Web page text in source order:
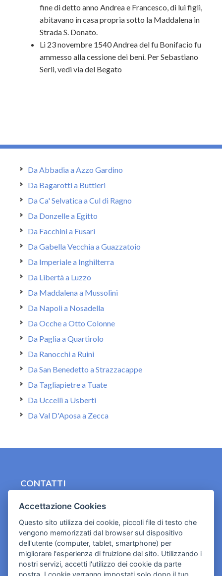
fine di detto anno Andrea e Francesco, di lui figli,
abitavano in casa propria sotto la Maddalena in
Strada S. Donato.
Li 23 novembre 1540 Andrea del fu Bonifacio fu
ammesso alla cessione dei beni. Per Sebastiano
Serli, vedi via del Begato
Da Abbadia a Azzo Gardino
Da Bagarotti a Buttieri
Da Ca' Selvatica a Cul di Ragno
Da Donzelle a Egitto
Da Facchini a Fusari
Da Gabella Vecchia a Guazzatoio
Da Imperiale a Inghilterra
Da Libertà a Luzzo
Da Maddalena a Mussolini
Da Napoli a Nosadella
Da Ocche a Otto Colonne
Da Paglia a Quartirolo
Da Ranocchi a Ruini
Da San Benedetto a Strazzacappe
Da Tagliapietre a Tuate
Da Uccelli a Usberti
Da Val D'Aposa a Zecca
CONTATTI
Cookies e informativa privacy
Accettazione Cookies
Questo sito utilizza dei cookie, piccoli file di testo che
vengono memorizzati dal browser sul dispositivo
dell'utente (computer, tablet, smartphone) per
migliorare l'esperienza di fruizione del sito. Utilizzando i
nostri servizi, accetti l'utilizzo dei cookie da parte
nostra. I cookie verranno impostati solo dopo il tuo